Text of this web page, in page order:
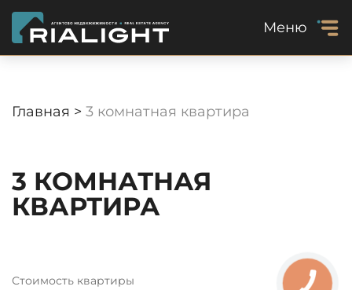
Меню
Главная > 3 комнатная квартира
3 КОМНАТНАЯ
КВАРТИРА
Стоимость квартиры